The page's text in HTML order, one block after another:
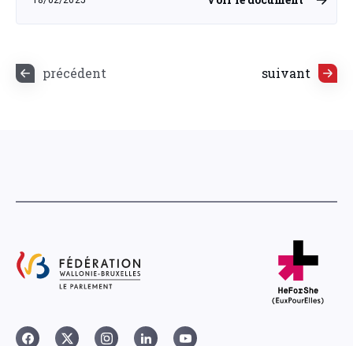
mardi 18 février 2025
précédent suivant